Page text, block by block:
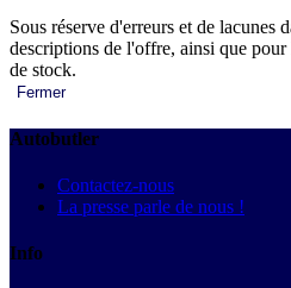
Sous réserve d'erreurs et de lacunes
descriptions de l'offre, ainsi que pour
de stock.
Fermer
Autobutler
Contactez-nous
La presse parle de nous !
Info